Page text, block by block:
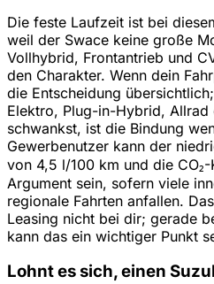
Die feste Laufzeit ist bei
weil der Swace keine große
Vollhybrid, Frontantrieb und
den Charakter. Wenn dein
die Entscheidung
Elektro, Plug-in-Hybrid, Allrad
schwankst, ist die Bindung
Gewerbenutzer kann der
von 4,5 l/100 km und die
Argument sein, sofern viele
regionale Fahrten anfallen.
Leasing nicht bei dir; gerade
kann das ein wichtiger Punkt
Lohnt es sich, einen